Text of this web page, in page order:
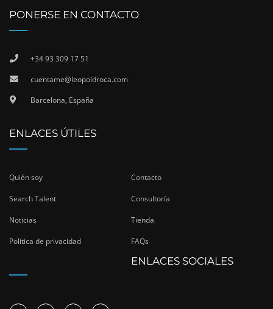
PONERSE EN CONTACTO
+34 93 309 17 51
cuentame@leopoldroca.com
Barcelona, España
ENLACES ÚTILES
Quién soy Contacto
Search Talent Consultoría
Noticias Tienda
Política de privacidad FAQs
ENLACES SOCIALES